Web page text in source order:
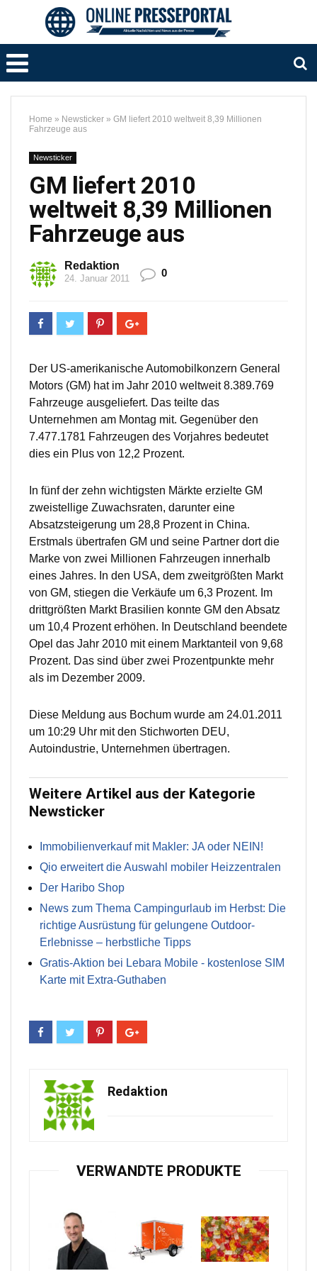
Home » Newsticker » GM liefert 2010 weltweit 8,39 Millionen
Fahrzeuge aus
Newsticker
GM liefert 2010
weltweit 8,39 Millionen
Fahrzeuge aus
Redaktion
24. Januar 2011 0
Der US-amerikanische Automobilkonzern General
Motors (GM) hat im Jahr 2010 weltweit 8.389.769
Fahrzeuge ausgeliefert. Das teilte das
Unternehmen am Montag mit. Gegenüber den
7.477.1781 Fahrzeugen des Vorjahres bedeutet
dies ein Plus von 12,2 Prozent.
In fünf der zehn wichtigsten Märkte erzielte GM
zweistellige Zuwachsraten, darunter eine
Absatzsteigerung um 28,8 Prozent in China.
Erstmals übertrafen GM und seine Partner dort die
Marke von zwei Millionen Fahrzeugen innerhalb
eines Jahres. In den USA, dem zweitgrößten Markt
von GM, stiegen die Verkäufe um 6,3 Prozent. Im
drittgrößten Markt Brasilien konnte GM den Absatz
um 10,4 Prozent erhöhen. In Deutschland beendete
Opel das Jahr 2010 mit einem Marktanteil von 9,68
Prozent. Das sind über zwei Prozentpunkte mehr
als im Dezember 2009.
Diese Meldung aus Bochum wurde am 24.01.2011
um 10:29 Uhr mit den Stichworten DEU,
Autoindustrie, Unternehmen übertragen.
Weitere Artikel aus der Kategorie
Newsticker
Immobilienverkauf mit Makler: JA oder NEIN!
Qio erweitert die Auswahl mobiler Heizzentralen
Der Haribo Shop
News zum Thema Campingurlaub im Herbst: Die
richtige Ausrüstung für gelungene Outdoor-
Erlebnisse – herbstliche Tipps
Gratis-Aktion bei Lebara Mobile - kostenlose SIM
Karte mit Extra-Guthaben
Redaktion
VERWANDTE PRODUKTE